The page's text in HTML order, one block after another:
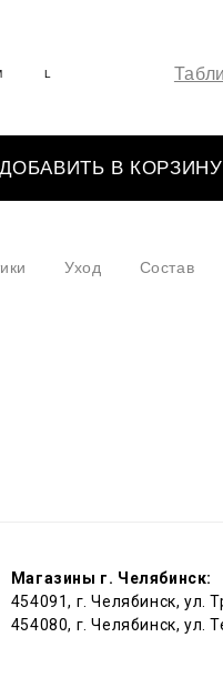
L
ДОБАВИТЬ В КОРЗИНУ
Уход Состав
Магазины г. Челябинск:
454091, г. Челябинск, ул.
454080, г. Челябинск, ул.